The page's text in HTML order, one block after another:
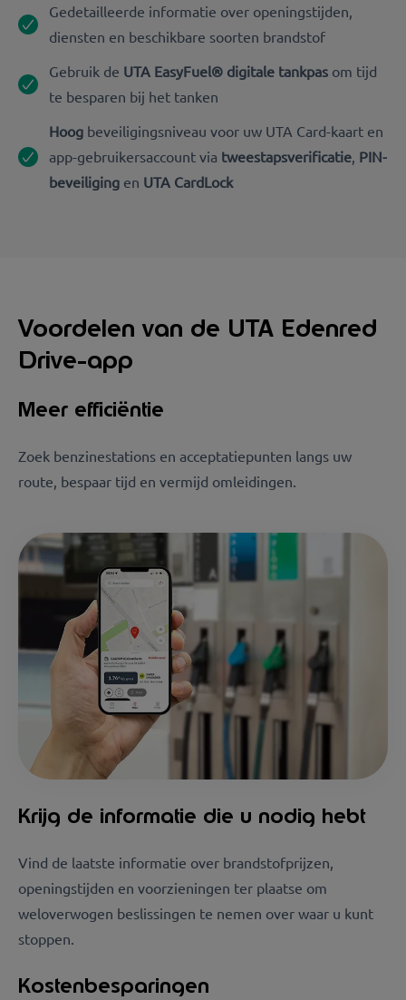
Gedetailleerde informatie over openingstijden,
diensten en beschikbare soorten brandstof
Gebruik de UTA EasyFuel® digitale tankpas om tijd
te besparen bij het tanken
Hoog beveiligingsniveau voor uw UTA Card-kaart en
app-gebruikersaccount via tweestapsverificatie PIN-
beveiliging en UTA CardLock
Voordelen van de UTA Edenred
Drive-app
Meer efficiëntie
Zoek benzinestations en acceptatiepunten langs uw
route, bespaar tijd en vermijd omleidingen.
Krijg de informatie die u nodig hebt
Vind de laatste informatie over brandstofprijzen,
openingstijden en voorzieningen ter plaatse om
weloverwogen beslissingen te nemen over waar u kunt
stoppen.
Kostenbesparingen